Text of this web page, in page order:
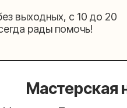
+7 (980) 156-03-13